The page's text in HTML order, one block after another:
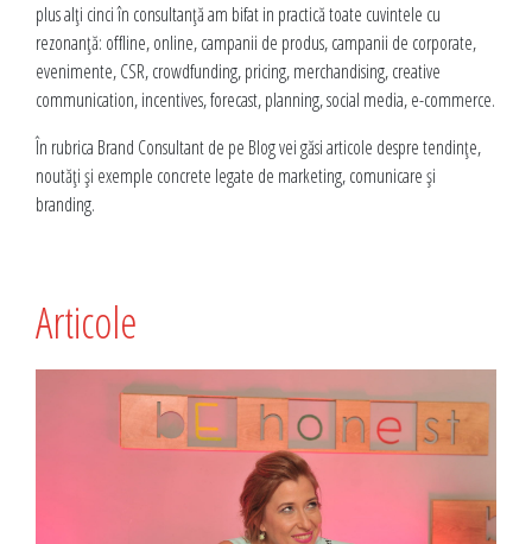
plus alți cinci în consultanță am bifat in practică toate cuvintele cu
rezonanță: offline, online, campanii de produs, campanii de corporate,
evenimente, CSR, crowdfunding, pricing, merchandising, creative
communication, incentives, forecast, planning, social media, e-commerce.
În rubrica Brand Consultant de pe Blog vei găsi articole despre tendințe,
noutăți și exemple concrete legate de marketing, comunicare și
branding.
Articole